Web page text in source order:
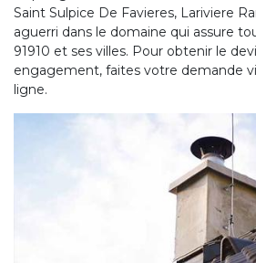
Saint Sulpice De Favieres, Lariviere
aguerri dans le domaine qui assure
91910 et ses villes. Pour obtenir le
engagement, faites votre demande
ligne.